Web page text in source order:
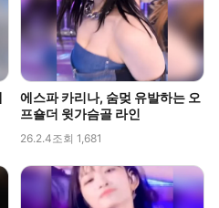
에스파 카리나, 숨멎 유발하는 오
프숄더 윗가슴골 라인
26.2.4조회 1,681